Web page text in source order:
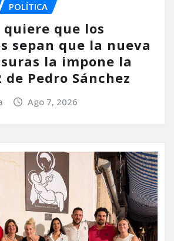
POLÍTICA
quiere que los
sepan que la nueva
la impone la
de Pedro Sánchez
Ago 7, 2026